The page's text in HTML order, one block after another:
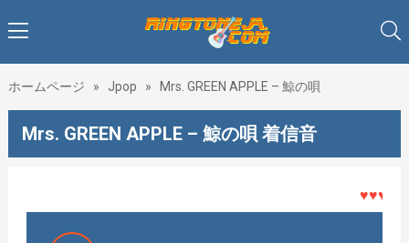
ホームページ » Jpop » Mrs. GREEN APPLE – 鯨の唄
Mrs. GREEN APPLE – 鯨の唄 着信音
♥♥♥着メ